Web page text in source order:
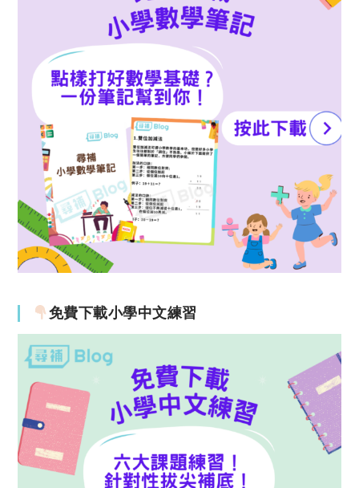
免費下載小學中文練習